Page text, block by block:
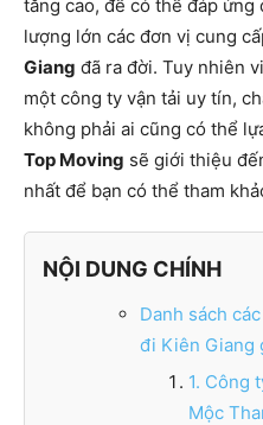
tăng cao, để có thể đáp
lượng lớn các đơn vị cung
Giang đã ra đời. Tuy nhiên
một công ty vận tải uy tín,
không phải ai cũng có thể
Top Moving sẽ giới thiệu
nhất để bạn có thể tham
NỘI DUNG CHÍNH
Danh sách
đi Kiên Giang
1. Công
Mộc